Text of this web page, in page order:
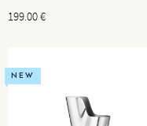
199.00€
NEW